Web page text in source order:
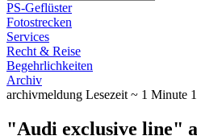
PS-Geflüster
Fotostrecken
Services
Recht & Reise
Begehrlichkeiten
Archiv
archivmeldung Lesezeit ~ 1 Minute
"Audi exclusive line"